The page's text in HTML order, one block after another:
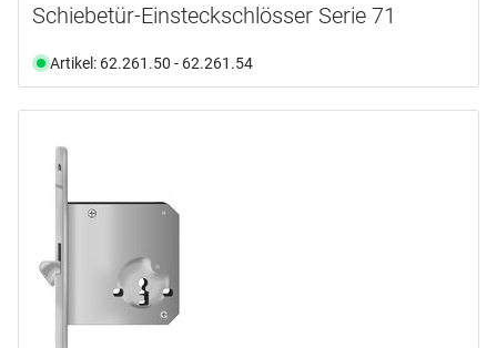
Schiebetür-Einsteckschlösser Serie 71
Artikel: 62.261.50 - 62.261.54